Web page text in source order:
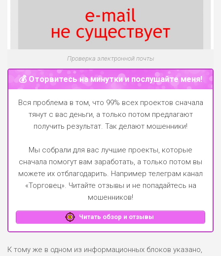
Проверка электронной почты
💰 Оторвитесь на минутки и послушайте меня!
Вся проблема в том, что 99% всех проектов сначала
тянут с вас деньги, а только потом предлагают
получить результат. Так делают мошенники!
Мы собрали для вас лучшие проекты, которые
сначала помогут вам заработать, а только потом вы
можете их отблагодарить. Например телеграм канал
«Торговец». Читайте отзывы и не попадайтесь на
мошенников!
Читать обзор и отзывы
К тому же в одном из информационных блоков указано,